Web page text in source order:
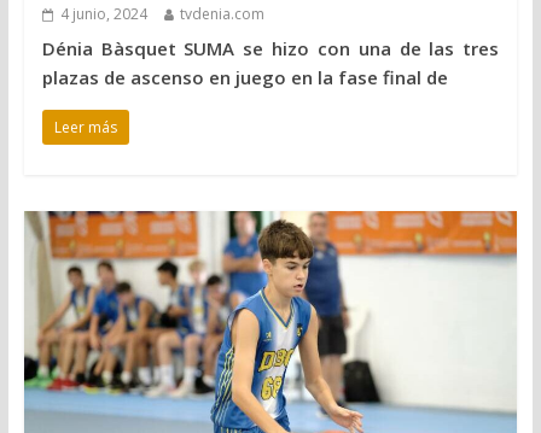
4 junio, 2024 tvdenia.com
Dénia Bàsquet SUMA se hizo con una de las tres
plazas de ascenso en juego en la fase final de
Leer más